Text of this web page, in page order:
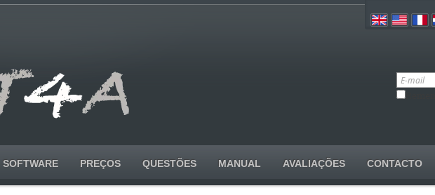
SOFTWARE PREÇOS QUESTÕES MANUAL AVALIAÇÕES CONTACTO